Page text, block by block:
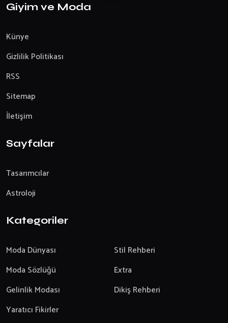
Giyim ve Moda
Künye
Gizlilik Politikası
RSS
Sitemap
İletişim
Sayfalar
Tasarımcılar
Astroloji
Kategoriler
Moda Dünyası
Stil Rehberi
Moda Sözlüğü
Extra
Gelinlik Modası
Dikiş Rehberi
Yaratıcı Fikirler